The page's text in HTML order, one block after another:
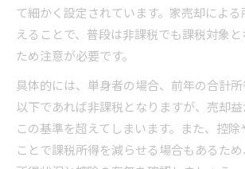
て細かく設定されています。家売却によ
えることで、普段は非課税でも課税対象
ため注意が必要です。
具体的には、単身者の場合、前年の合計
以下であれば非課税となりますが、売却
この基準を超えてしまいます。また、控除
ことで課税所得を減らせる場合もあるた